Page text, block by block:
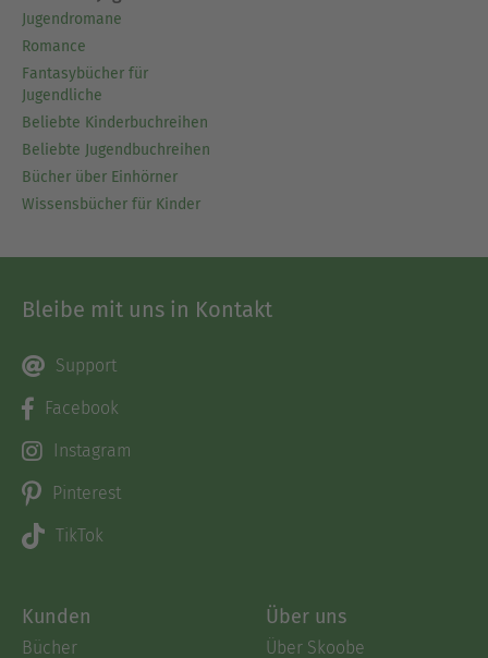
Jugendromane
Romance
Fantasybücher für
Jugendliche
Beliebte Kinderbuchreihen
Beliebte Jugendbuchreihen
Bücher über Einhörner
Wissensbücher für Kinder
Bleibe mit uns in Kontakt
Support
Facebook
Instagram
Pinterest
TikTok
Kunden
Bücher
Über uns
Über Skoobe